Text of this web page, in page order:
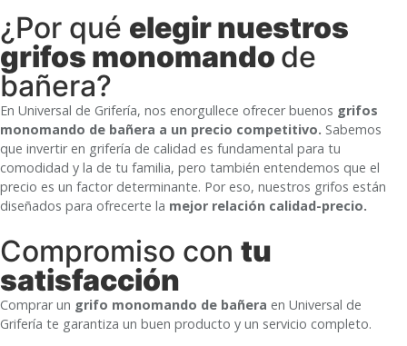
¿Por qué elegir nuestros
grifos monomando de
bañera?
En Universal de Grifería, nos enorgullece ofrecer buenos grifos
monomando de bañera a un precio competitivo. Sabemos
que invertir en grifería de calidad es fundamental para tu
comodidad y la de tu familia, pero también entendemos que el
precio es un factor determinante. Por eso, nuestros grifos están
diseñados para ofrecerte la mejor relación calidad-precio.
Compromiso con tu
satisfacción
Comprar un grifo monomando de bañera en Universal de
Grifería te garantiza un buen producto y un servicio completo.